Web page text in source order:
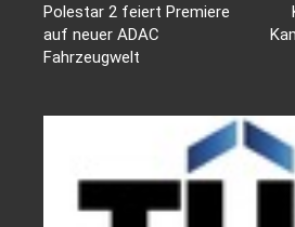
Polestar 2 feiert Premiere
auf neuer ADAC
Fahrzeugwelt